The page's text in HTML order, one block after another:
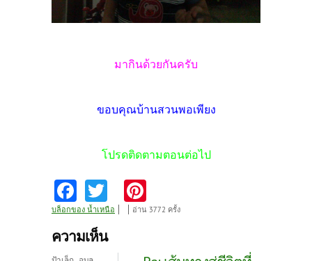
มากินด้วยกันครับ
ขอบคุณบ้านสวนพอเพียง
โปรดติดตามตอนต่อไป
Fa
ce
b
o
w
itt
er
nt
es
บล็อกของ น้ำเหนือ อ่าน 3772 ครั้ง
ความเห็น